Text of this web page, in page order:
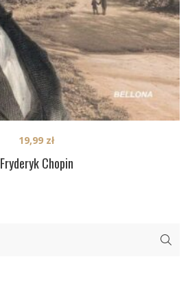
Fryderyk Chopin
19,99 zł